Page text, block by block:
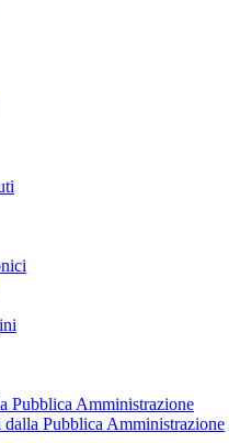
Pubblica Amministrazione
Pubblica Amministrazione